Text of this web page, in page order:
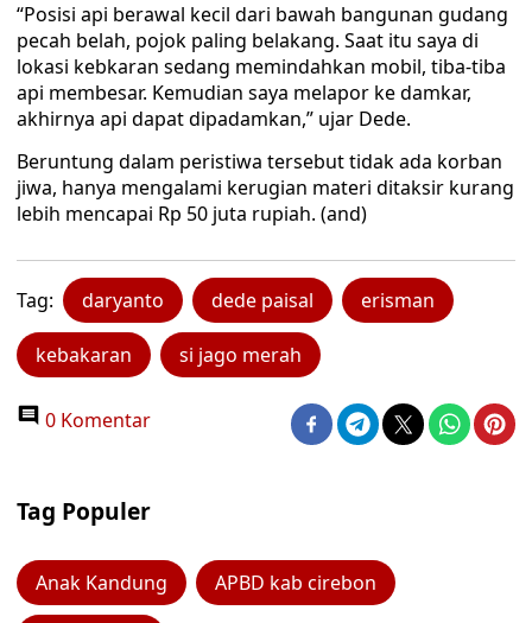
“Posisi api berawal kecil dari bawah bangunan gudang
pecah belah, pojok paling belakang. Saat itu saya di
lokasi kebkaran sedang memindahkan mobil, tiba-tiba
api membesar. Kemudian saya melapor ke damkar,
akhirnya api dapat dipadamkan,” ujar Dede.
Beruntung dalam peristiwa tersebut tidak ada korban
jiwa, hanya mengalami kerugian materi ditaksir kurang
lebih mencapai Rp 50 juta rupiah. (and)
Tag: daryanto dede paisal erisman
kebakaran si jago merah
0 Komentar
Tag Populer
Anak Kandung APBD kab cirebon